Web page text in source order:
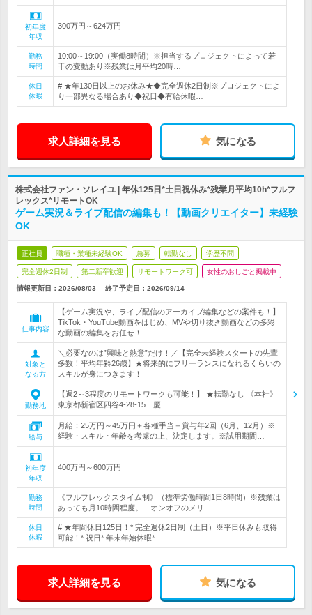
初年度
年収
300万円～624万円
勤務
時間
10:00～19:00（実働8時間）※担当するプロジェクトによって若
干の変動あり※残業は月平均20時…
休日
休暇
# ★年130日以上のお休み★◆完全週休2日制※プロジェクトによ
り一部異なる場合あり◆祝日◆有給休暇…
求人詳細を見る 気になる
株式会社ファン・ソレイユ | 年休125日*土日祝休み*残業月平均10h*フルフ
レックス*リモートOK
ゲーム実況＆ライブ配信の編集も！【動画クリエイター】未経験
OK
正社員 職種・業種未経験OK 急募 転勤なし 学歴不問
完全週休2日制 第二新卒歓迎 リモートワーク可 女性のおしごと掲載中
情報更新日：2026/08/03 終了予定日： 2026/09/14
仕事内容
【ゲーム実況や、ライブ配信のアーカイブ編集などの案件も！】
TikTok・YouTube動画をはじめ、MVや切り抜き動画などの多彩
な動画の編集をお任せ！
対象と
なる方
＼必要なのは”興味と熱意”だけ！／【完全未経験スタートの先輩
多数！平均年齢26歳】★将来的にフリーランスになれるくらいの
スキルが身につきます！
勤務地
【週2～3程度のリモートワークも可能！】 ★転勤なし 《本社》
東京都新宿区四谷4‐28‐15 慶…
給与
月給：25万円～45万円＋各種手当＋賞与年2回（6月、12月）※
経験・スキル・年齢を考慮の上、決定します。※試用期間…
初年度
年収
400万円～600万円
勤務
時間
《フルフレックスタイム制》（標準労働時間1日8時間）※残業は
あっても月10時間程度。 オンオフのメリ…
休日
休暇
# ★年間休日125日！* 完全週休2日制（土日）※平日休みも取得
可能！* 祝日* 年末年始休暇* …
求人詳細を見る 気になる